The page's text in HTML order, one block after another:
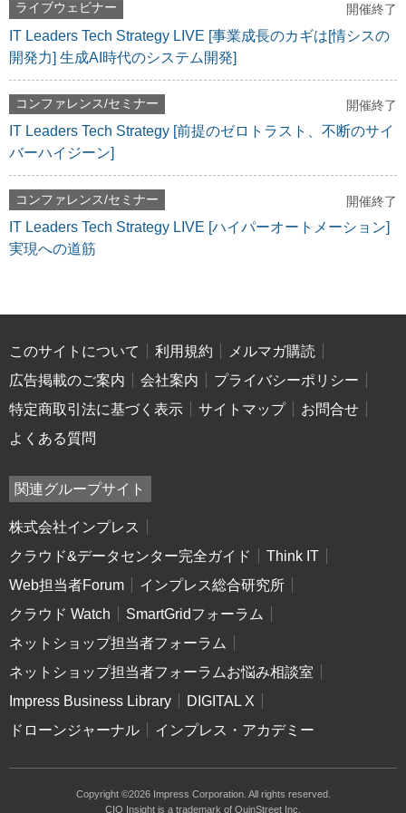
ライブウェビナー 開催終了
IT Leaders Tech Strategy LIVE [事業成長のカギは[情シスの
開発力] 生成AI時代のシステム開発]
コンファレンス/セミナー 開催終了
IT Leaders Tech Strategy [前提のゼロトラスト、不断のサイ
バーハイジーン]
コンファレンス/セミナー 開催終了
IT Leaders Tech Strategy LIVE [ハイパーオートメーション]
実現への道筋
このサイトについて 利用規約
メルマガ購読
広告掲載のご案内
会社案内
プライバシーポリシー
特定商取引法に基づく表示
サイトマップ
お問合せ
よくある質問
関連グループサイト
株式会社インプレス
クラウド&データセンター完全ガイド
Think IT
Web担当者Forum
インプレス総合研究所
クラウド Watch
SmartGridフォーラム
ネットショップ担当者フォーラム
ネットショップ担当者フォーラムお悩み相談室
Impress Business Library
DIGITAL X
ドローンジャーナル
インプレス・アカデミー
Copyright ©2026 Impress Corporation. All rights reserved.
CIO Insight is a trademark of QuinStreet Inc.